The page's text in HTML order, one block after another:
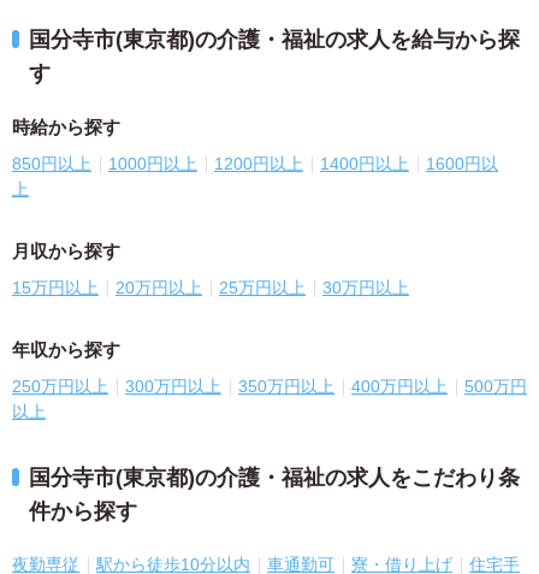
国分寺市(東京都)の介護・福祉の求人を給与から探
す
時給から探す
850円以上 1000円以上 1200円以上 1400円以上
1600円以
上
月収から探す
15万円以上 20万円以上 25万円以上 30万円以上
年収から探す
250万円以上 300万円以上 350万円以上 400万円以上
500万円
以上
国分寺市(東京都)の介護・福祉の求人をこだわり条
件から探す
夜勤専従 駅から徒歩10分以内 車通勤可 寮・借り上げ
住宅手